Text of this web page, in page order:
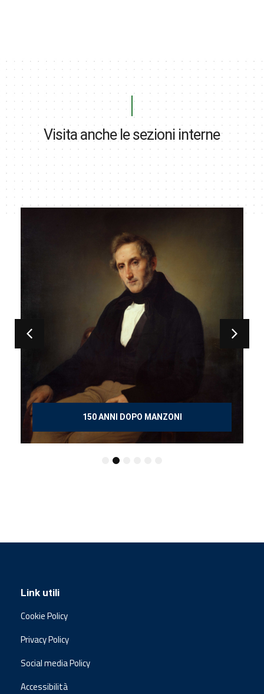
Visita anche le sezioni interne
150 ANNI DOPO MANZONI
Link utili
Cookie Policy
Privacy Policy
Social media Policy
Accessibilità